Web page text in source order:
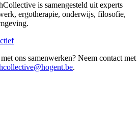
is samengesteld uit experts
ergotherapie, onderwijs, filosofie,
ons samenwerken? Neem contact met
.